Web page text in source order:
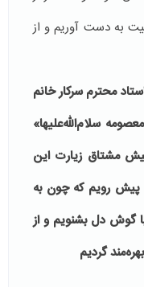
به دست آوریم و از
محترم سرکار خانم
سلام‌الله‌علیها»
مشتاق زیارت این
پیش رویم که چون به
گوش دل بشنویم و از
گردیم